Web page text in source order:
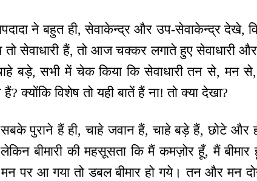
ने बहुत ही, सेवाकेन्द्र और उप-सेवाकेन्द्र देखे,
तो सेवाधारी हैं, तो आज चक्कर लगाते हुए सेवाधारी
बड़े, सभी में चेक किया कि सेवाधारी तन से, मन
क्योंकि विशेष तो यही बातें हैं ना! तो क्या देखा?
पुराने हैं ही, चाहे जवान हैं, चाहे बड़े हैं, छोटे और
बीमारी की महसूसता कि मैं कमज़ोर हूँ, मैं
मन पर आ गया तो डबल बीमार हो गये। तन और मन